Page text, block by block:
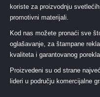
koriste za proizvodnju
promotivni materijali.
Kod nas možete pronaći sve
oglašavanje, za štampane
kvaliteta i garantovanog
Proizvedeni su od strane
lideri u području komercijalne